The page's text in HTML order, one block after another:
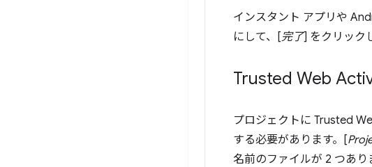
インスタント アプリや
にして、[完了] をクリック
Trusted Web
プロジェクトに Trusted
する必要があります。[
名前のファイルが 2 つあ